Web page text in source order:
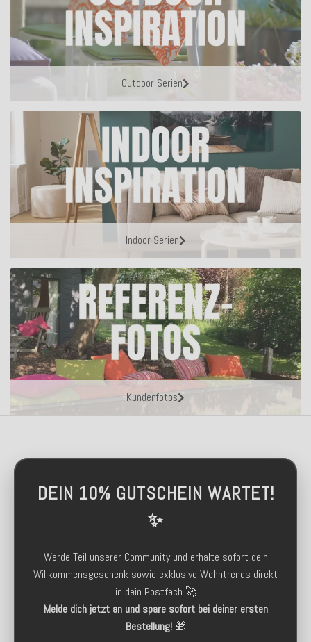
Outdoor Serien
Indoor Serien
Kundenfotos
DEIN 10% GUTSCHEIN WARTET!
✨
Werde Teil unserer Community und erhalte sofort dein
Willkommensgeschenk sowie exklusive Wohntrends direkt
in dein Postfach 🚀
Melde dich jetzt an und spare sofort bei deiner ersten
Bestellung!🎁